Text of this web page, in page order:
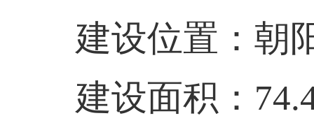
建设位置：朝
建设面积：